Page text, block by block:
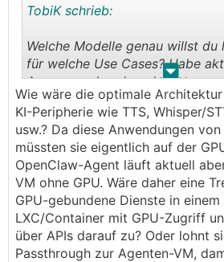
. .
TobiK schrieb:
Welche Modelle genau willst du
für welche Use Cases? Habe
Azure angebunden, das ist aus
aktuell m.E. die beste Wahl,
aktuellen Hardware-Preisen
einen schnellen Start haben will.
Agenten/OpenClaw in eigener
Auf den Virtualisierungshost
Workload aus Security- und
Gründen.
Wie wäre die optimale
KI-Peripherie wie TTS, Whisper/
usw.? Da diese Anwendungen
müssten sie eigentlich auf der
OpenClaw-Agent läuft aktuell
VM ohne GPU. Wäre daher eine
GPU-gebundene Dienste in einem
LXC/Container mit GPU-Zugriff
über APIs darauf zu? Oder lohnt
Passthrough zur Agenten-VM,